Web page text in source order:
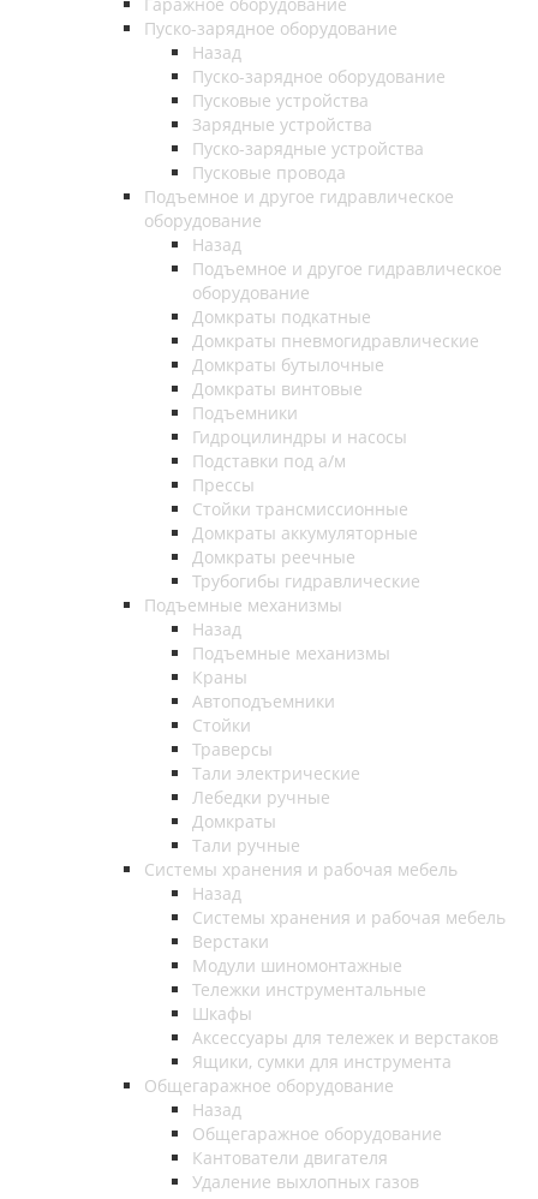
Пуско-зарядное оборудование
Назад
Пуско-зарядное оборудование
Пусковые устройства
Зарядные устройства
Пуско-зарядные устройства
Пусковые провода
Подъемное и другое гидравлическое
оборудование
Назад
Подъемное и другое гидравлическое
оборудование
Домкраты подкатные
Домкраты пневмогидравлические
Домкраты бутылочные
Домкраты винтовые
Подъемники
Гидроцилиндры и насосы
Подставки под а/м
Прессы
Стойки трансмиссионные
Домкраты аккумуляторные
Домкраты реечные
Трубогибы гидравлические
Подъемные механизмы
Назад
Подъемные механизмы
Краны
Автоподъемники
Стойки
Траверсы
Тали электрические
Лебедки ручные
Домкраты
Тали ручные
Системы хранения и рабочая мебель
Назад
Системы хранения и рабочая мебель
Верстаки
Модули шиномонтажные
Тележки инструментальные
Шкафы
Аксессуары для тележек и верстаков
Ящики, сумки для инструмента
Общегаражное оборудование
Назад
Общегаражное оборудование
Кантователи двигателя
Удаление выхлопных газов